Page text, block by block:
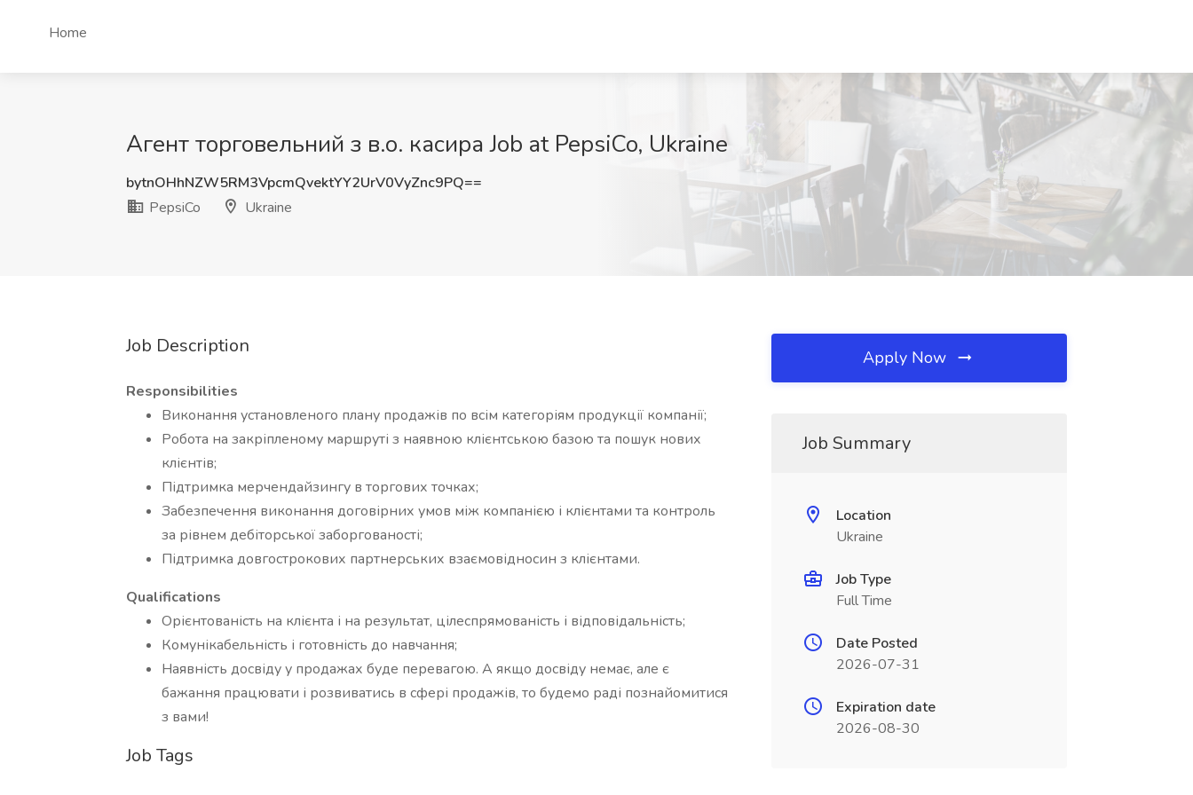
Home
Агент торговельний з в.о. касира Job at PepsiCo, Ukraine
bytnOHhNZW5RM3VpcmQvektYY2UrV0VyZnc9PQ==
PepsiCo
Ukraine
Job Description
Responsibilities
Виконання установленого плану продажів по всім категоріям продукції компанії;
Робота на закріпленому маршруті з наявною клієнтською базою та пошук нових
клієнтів;
Підтримка мерчендайзингу в торгових точках;
Забезпечення виконання договірних умов між компанією і клієнтами та контроль
за рівнем дебіторської заборгованості;
Підтримка довгострокових партнерських взаємовідносин з клієнтами.
Qualifications
Орієнтованість на клієнта і на результат, цілеспрямованість і відповідальність;
Комунікабельність і готовність до навчання;
Наявність досвіду у продажах буде перевагою. А якщо досвіду немає, але є
бажання працювати і розвиватись в сфері продажів, то будемо раді познайомитися
з вами!
Job Tags
Apply Now
Job Summary
Location
Ukraine
Job Type
Full Time
Date Posted
2026-07-31
Expiration date
2026-08-30